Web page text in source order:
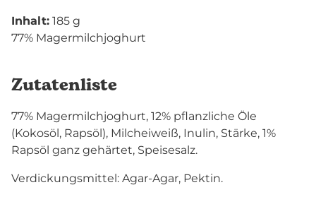
Inhalt: 185 g
77% Magermilchjoghurt
Zutatenliste
77% Magermilchjoghurt, 12% pflanzliche Öle
(Kokosöl, Rapsöl), Milcheiweiß, Inulin, Stärke, 1%
Rapsöl ganz gehärtet, Speisesalz.
Verdickungsmittel: Agar-Agar, Pektin.